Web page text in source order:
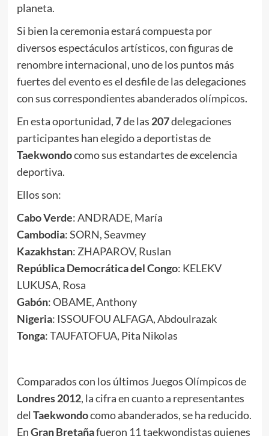
planeta.
Si bien la ceremonia estará compuesta por
diversos espectáculos artísticos, con figuras de
renombre internacional, uno de los puntos más
fuertes del evento es el desfile de las delegaciones
con sus correspondientes abanderados olímpicos.
En esta oportunidad,7de las 207delegaciones
participantes han elegido a deportistas de
Taekwondocomo sus estandartes de excelencia
deportiva.
Ellos son:
Cabo Verde: ANDRADE, María
Cambodia: SORN, Seavmey
Kazakhstan: ZHAPAROV, Ruslan
República Democrática del Congo: KELEKV
LUKUSA, Rosa
Gabón: OBAME, Anthony
Nigeria: ISSOUFOU ALFAGA, Abdoulrazak
Tonga: TAUFATOFUA, Pita Nikolas
Comparados con los últimos Juegos Olímpicos de
Londres 2012, la cifra en cuanto a representantes
del Taekwondocomo abanderados, se ha reducido.
EnGran Bretañafueron 11 taekwondistas quienes